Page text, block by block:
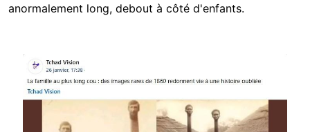
anormalement long, debout à côté d'enfants.
Image